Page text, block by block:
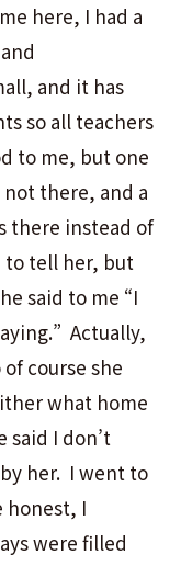
here, I had a
and it has
so all teachers
to me, but one
there, and a
there instead of
to tell her, but
said to me “I
Actually,
course she
what home
said I don’t
her. I went to
honest, I
were filled